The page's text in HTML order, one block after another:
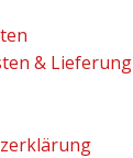
& Lieferung